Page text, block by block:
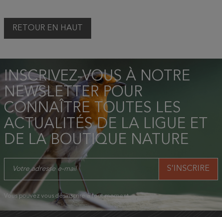
RETOUR EN HAUT
INSCRIVEZ-VOUS À NOTRE
NEWSLETTER POUR
CONNAÎTRE TOUTES LES
ACTUALITÉS DE LA LIGUE ET
DE LA BOUTIQUE NATURE
Vous pouvez vous désinscrire à tout moment.